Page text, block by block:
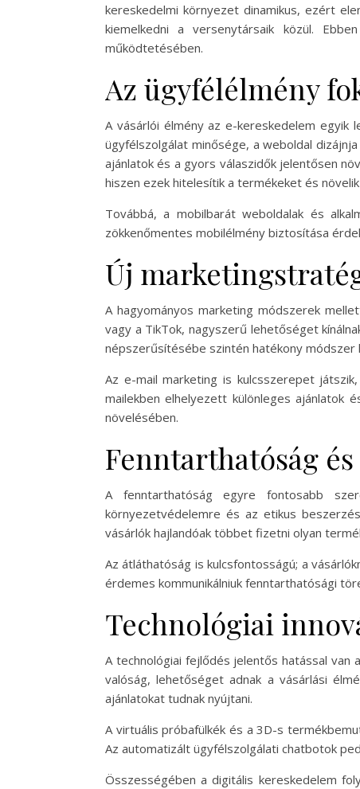
kereskedelmi környezet dinamikus, ezért
kiemelkedni a versenytársaik közül.
működtetésében.
Az ügyfélélmény
A vásárlói élmény az e-kereskedelem egyik
ügyfélszolgálat minősége, a weboldal
ajánlatok és a gyors válaszidők jelentősen
hiszen ezek hitelesítik a termékeket és
Továbbá, a mobilbarát weboldalak és
zökkenőmentes mobilélmény biztosítása
Új
A hagyományos marketing módszerek
vagy a TikTok, nagyszerű lehetőséget
népszerűsítésébe szintén hatékony módszer
Az e-mail marketing is kulcsszerepet
mailekben elhelyezett különleges ajánlatok
növelésében.
Fenntarthatóság
A fenntarthatóság egyre fontosabb
környezetvédelemre és az etikus
vásárlók hajlandóak többet fizetni olyan
Az átláthatóság is kulcsfontosságú; a
érdemes kommunikálniuk fenntarthatósági
Technológiai
A technológiai fejlődés jelentős hatással van
valóság, lehetőséget adnak a vásárlási
ajánlatokat tudnak nyújtani.
A virtuális próbafülkék és a 3D-s
Az automatizált ügyfélszolgálati chatbotok
Összességében a digitális kereskedelem